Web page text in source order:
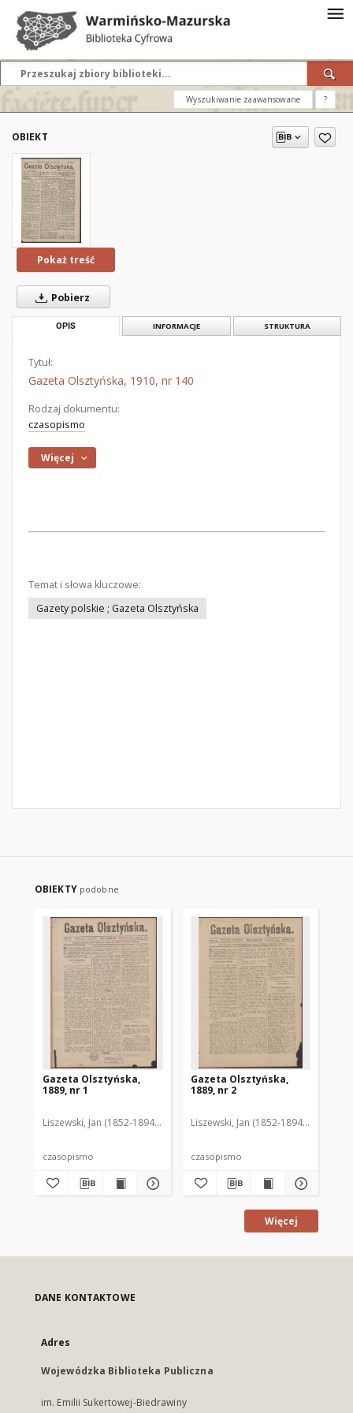
Wyszukiwanie zaawansowane ?
OBIEKT
Pokaż treść
Pobierz
OPIS INFORMACJE STRUKTURA
Tytuł:
Gazeta Olsztyńska, 1910, nr 140
Rodzaj dokumentu:
czasopismo
Więcej
Temat i słowa kluczowe:
Gazety polskie ; Gazeta Olsztyńska
OBIEKTY podobne
Gazeta Olsztyńska,
1889, nr 1
Liszewski, Jan (1852-1894). Red.
czasopismo
Gazeta Olsztyńska,
1889, nr 2
Liszewski, Jan (1852-1894). Red.
czasopismo
Więcej
DANE KONTAKTOWE
Adres
Wojewódzka Biblioteka Publiczna
im. Emilii Sukertowej-Biedrawiny